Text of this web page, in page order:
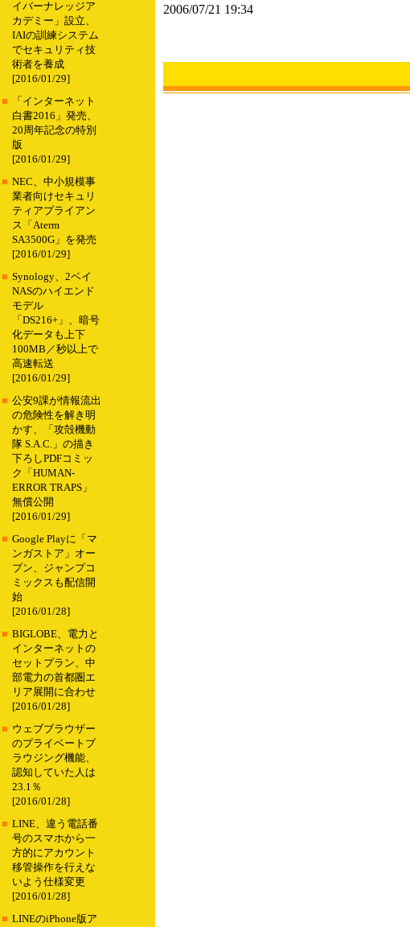
イバーナレッジア
カデミー」設立、
IAIの訓練システム
でセキュリティ技
術者を養成
[2016/01/29]
■
「インターネット
白書2016」発売、
20周年記念の特別
版
[2016/01/29]
■ NEC、中小規模事
業者向けセキュリ
ティアプライアン
ス「Aterm
SA3500G」を発売
[2016/01/29]
■ Synology、2ベイ
NASのハイエンド
モデル
「DS216+」、暗号
化データも上下
100MB／秒以上で
高速転送
[2016/01/29]
■ 公安9課が情報流出
の危険性を解き明
かす、「攻殻機動
隊 S.A.C.」の描き
下ろしPDFコミッ
ク「HUMAN-
ERROR TRAPS」
無償公開
[2016/01/29]
■ Google Playに「マ
ンガストア」オー
プン、ジャンプコ
ミックスも配信開
始
[2016/01/28]
■ BIGLOBE、電力と
インターネットの
セットプラン、中
部電力の首都圏エ
リア展開に合わせ
[2016/01/28]
■ ウェブブラウザー
のプライベートブ
ラウジング機能、
認知していた人は
23.1％
[2016/01/28]
■ LINE、違う電話番
号のスマホから一
方的にアカウント
移管操作を行えな
いよう仕様変更
[2016/01/28]
■ LINEのiPhone版ア
2006/07/21 19:34